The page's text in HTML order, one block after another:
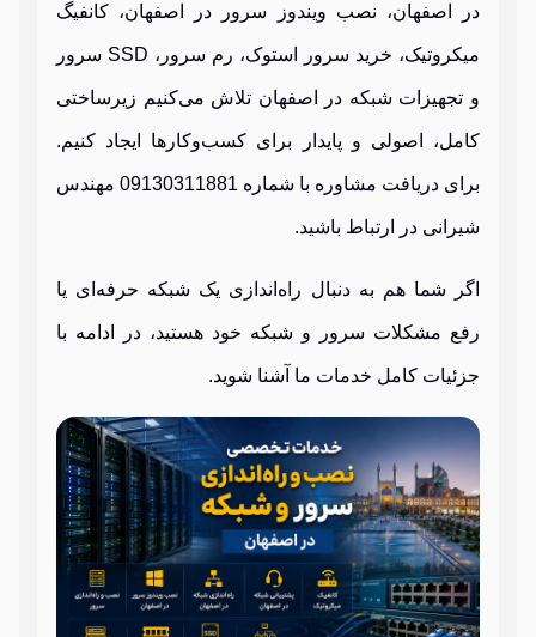
در اصفهان، نصب ویندوز سرور در اصفهان، کانفیگ
میکروتیک، خرید سرور استوک، رم سرور، SSD سرور
و تجهیزات شبکه در اصفهان تلاش می‌کنیم زیرساختی
کامل، اصولی و پایدار برای کسب‌وکارها ایجاد کنیم.
برای دریافت مشاوره با شماره 09130311881 مهندس
شیرانی در ارتباط باشید.
اگر شما هم به دنبال راه‌اندازی یک شبکه حرفه‌ای یا
رفع مشکلات سرور و شبکه خود هستید، در ادامه با
جزئیات کامل خدمات ما آشنا شوید.